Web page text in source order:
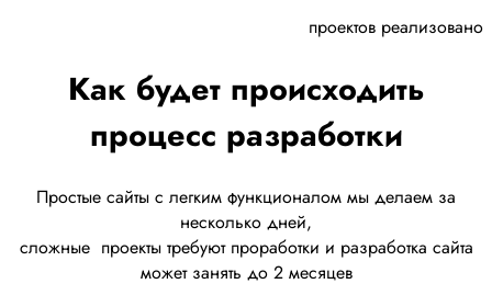
проектов реализовано
Как будет происходить
процесс разработки
Простые сайты с легким функционалом мы делаем за
несколько дней,
сложные проекты требуют проработки и разработка сайта
может занять до 2 месяцев